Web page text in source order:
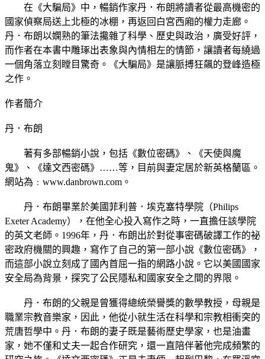
在《大騙局》中，暢銷作家丹．布朗將讀者從最高機密的
國家偵察局送上北極的冰棚，再返回白宮西廂的權力走廊。
丹．布朗以嫻熟的筆法攙雜了科學、歷史與政治，廣受好評，
而作者在本書中雕琢出表象與內情相左的情節，讓讀者每繞過
一個角落立刻瞠目驚奇。《大騙局》是讓脈搏狂飆的登峰造極
之作。
作者簡介
丹．布朗
著有多部暢銷小說，包括《數位密碼》、《天使與魔
鬼》、《達文西密碼》……等，目前與妻定居於新英格蘭區。
網站為﹕www.danbrown.com。
丹．布朗畢業於美國菲利普．埃克塞特學院（Philips
Exeter Academy），在他全心投入寫作之時，一直擔任該學院
的英文老師。1996年，丹．布朗出於對從事密碼破譯工作的祕
密政府機關的興趣，寫作了自己的第一部小說《數位密碼》，
而這部小說立刻成了國內首屈一指的網路小說。它以美國國家
安全局為背景，探究了公民隱私和國家安全之間的界限。
丹．布朗的父親是曾獲得總統榮譽獎的數學教授，母親是
職業宗教音樂家，因此，他從小就生活在科學和宗教相衝突的
荒唐哲學中。丹．布朗的妻子既是藝術歷史學家，也是油畫
家，她不僅和丈夫一起合作研究，還一直陪伴著他完成頻繁的